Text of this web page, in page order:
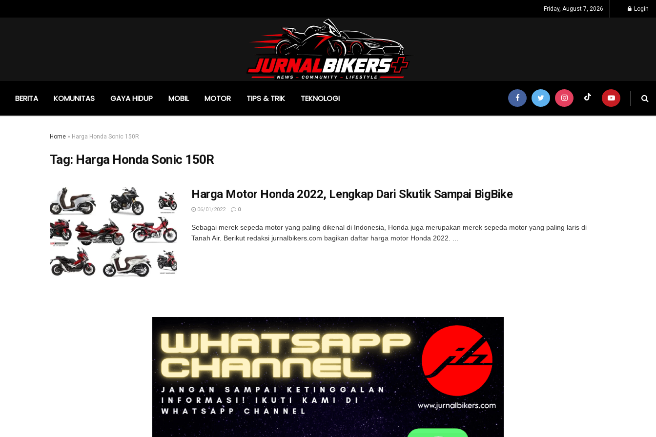
Friday, August 7, 2026 Login
BERITA KOMUNITAS GAYA HIDUP MOBIL MOTOR TIPS & TRIK TEKNOLOGI
Home » Harga Honda Sonic 150R
Tag: Harga Honda Sonic 150R
Harga Motor Honda 2022, Lengkap Dari Skutik Sampai BigBike
06/01/2022 0
Sebagai merek sepeda motor yang paling dikenal di Indonesia, Honda juga merupakan merek sepeda motor yang paling laris di
Tanah Air. Berikut redaksi jurnalbikers.com bagikan daftar harga motor Honda 2022. ...